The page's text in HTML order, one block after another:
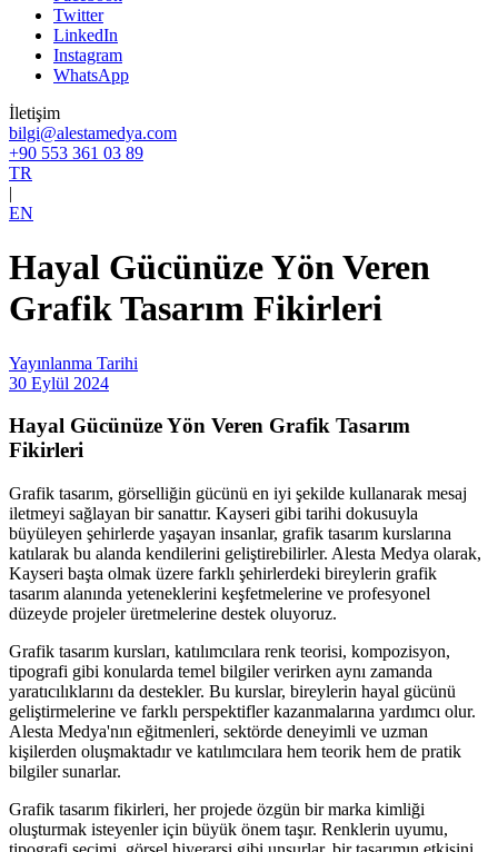
Twitter
LinkedIn
Instagram
WhatsApp
İletişim
bilgi@alestamedya.com
+90 553 361 03 89
TR
|
EN
Hayal Gücünüze Yön Veren
Grafik Tasarım Fikirleri
Yayınlanma Tarihi
30 Eylül 2024
Hayal Gücünüze Yön Veren Grafik Tasarım
Fikirleri
Grafik tasarım, görselliğin gücünü en iyi şekilde kullanarak mesaj
iletmeyi sağlayan bir sanattır. Kayseri gibi tarihi dokusuyla
büyüleyen şehirlerde yaşayan insanlar, grafik tasarım kurslarına
katılarak bu alanda kendilerini geliştirebilirler. Alesta Medya olarak,
Kayseri başta olmak üzere farklı şehirlerdeki bireylerin grafik
tasarım alanında yeteneklerini keşfetmelerine ve profesyonel
düzeyde projeler üretmelerine destek oluyoruz.
Grafik tasarım kursları, katılımcılara renk teorisi, kompozisyon,
tipografi gibi konularda temel bilgiler verirken aynı zamanda
yaratıcılıklarını da destekler. Bu kurslar, bireylerin hayal gücünü
geliştirmelerine ve farklı perspektifler kazanmalarına yardımcı olur.
Alesta Medya'nın eğitmenleri, sektörde deneyimli ve uzman
kişilerden oluşmaktadır ve katılımcılara hem teorik hem de pratik
bilgiler sunarlar.
Grafik tasarım fikirleri, her projede özgün bir marka kimliği
oluşturmak isteyenler için büyük önem taşır. Renklerin uyumu,